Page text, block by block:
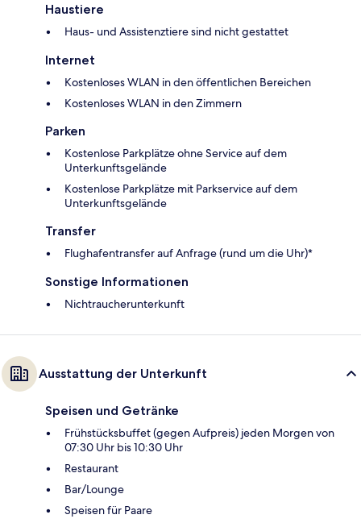
Haustiere
Haus- und Assistenztiere sind nicht gestattet
Internet
Kostenloses WLAN in den öffentlichen Bereichen
Kostenloses WLAN in den Zimmern
Parken
Kostenlose Parkplätze ohne Service auf dem
Unterkunftsgelände
Kostenlose Parkplätze mit Parkservice auf dem
Unterkunftsgelände
Transfer
Flughafentransfer auf Anfrage (rund um die Uhr)*
Sonstige Informationen
Nichtraucherunterkunft
Ausstattung der Unterkunft
Speisen und Getränke
Frühstücksbuffet (gegen Aufpreis) jeden Morgen von
07:30 Uhr bis 10:30 Uhr
Restaurant
Bar/Lounge
Speisen für Paare